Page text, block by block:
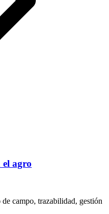
el agro
campo, trazabilidad, gestión